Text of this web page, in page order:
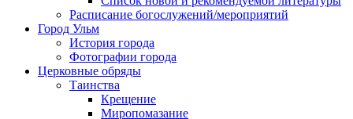
Расписание богослужений/мероприятий
Город Ульм
История города
Фотографии города
Церковные обряды
Таинства
Крещение
Миропомазание